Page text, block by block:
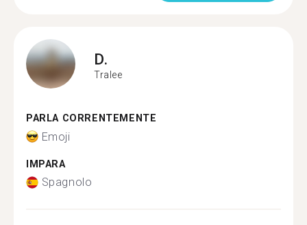
D.
Tralee
PARLA CORRENTEMENTE
Emoji
IMPARA
Spagnolo